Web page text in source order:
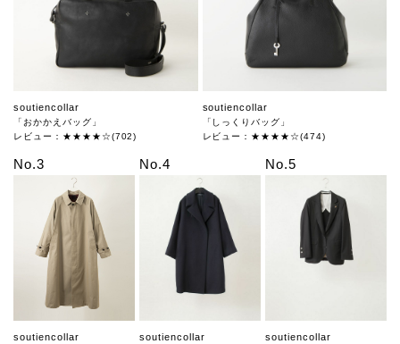
soutiencollar
「おかかえバッグ」
レビュー：★★★★☆(702)
soutiencollar
「しっくりバッグ」
レビュー：★★★★☆(474)
No.3
soutiencollar
No.4
soutiencollar
No.5
soutiencollar